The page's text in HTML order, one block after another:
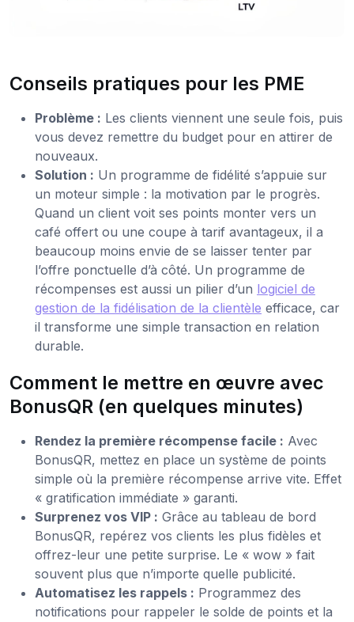
Conseils pratiques pour les PME
Problème : Les clients viennent une seule fois, puis
vous devez remettre du budget pour en attirer de
nouveaux.
Solution : Un programme de fidélité s’appuie sur
un moteur simple : la motivation par le progrès.
Quand un client voit ses points monter vers un
café offert ou une coupe à tarif avantageux, il a
beaucoup moins envie de se laisser tenter par
l’offre ponctuelle d’à côté. Un programme de
récompenses est aussi un pilier d’un logiciel de
gestion de la fidélisation de la clientèle efficace, car
il transforme une simple transaction en relation
durable.
Comment le mettre en œuvre avec
BonusQR (en quelques minutes)
Rendez la première récompense facile : Avec
BonusQR, mettez en place un système de points
simple où la première récompense arrive vite. Effet
« gratification immédiate » garanti.
Surprenez vos VIP : Grâce au tableau de bord
BonusQR, repérez vos clients les plus fidèles et
offrez-leur une petite surprise. Le « wow » fait
souvent plus que n’importe quelle publicité.
Automatisez les rappels : Programmez des
notifications pour rappeler le solde de points et la